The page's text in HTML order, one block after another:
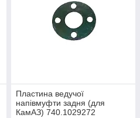
Пластина ведучої
напівмуфти задня (для
КамАЗ) 740.1029272